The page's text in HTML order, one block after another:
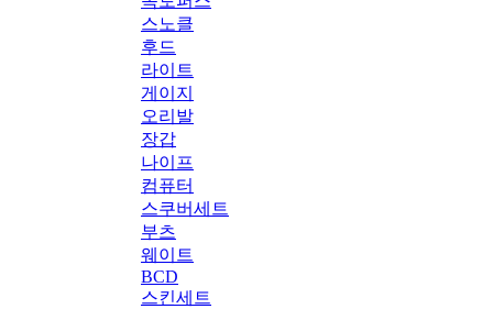
스노클
후드
라이트
게이지
오리발
장갑
나이프
컴퓨터
스쿠버세트
부츠
웨이트
BCD
스킨세트